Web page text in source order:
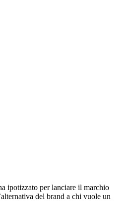
ipotizzato per lanciare il marchio
del brand a chi vuole un